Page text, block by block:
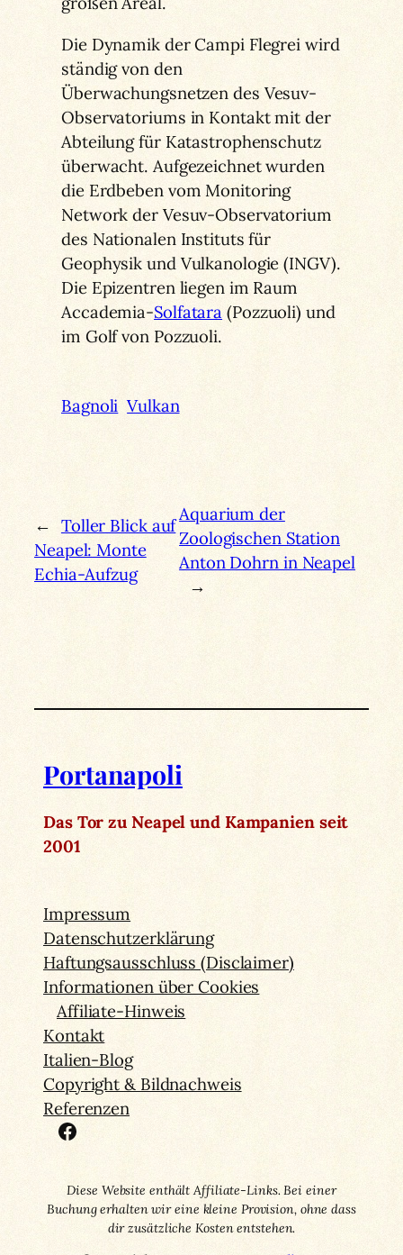
Die Dynamik der Campi Flegrei wird
ständig von den
Überwachungsnetzen des Vesuv-
Observatoriums in Kontakt mit der
Abteilung für Katastrophenschutz
überwacht. Aufgezeichnet wurden
die Erdbeben vom Monitoring
Network der Vesuv-Observatorium
des Nationalen Instituts für
Geophysik und Vulkanologie (INGV).
Die Epizentren liegen im Raum
Accademia-Solfatara (Pozzuoli) und
im Golf von Pozzuoli.
Bagnoli Vulkan
← Toller Blick auf
Neapel: Monte
Echia-Aufzug
Aquarium der
Zoologischen Station
Anton Dohrn in Neapel
→
Portanapoli
Das Tor zu Neapel und Kampanien seit
2001
Impressum
Datenschutzerklärung
Haftungsausschluss (Disclaimer)
Informationen über Cookies
Affiliate-Hinweis
Kontakt
Italien-Blog
Copyright & Bildnachweis
Referenzen
Facebook
Diese Website enthält Affiliate-Links. Bei einer
Buchung erhalten wir eine kleine Provision, ohne dass
dir zusätzliche Kosten entstehen.